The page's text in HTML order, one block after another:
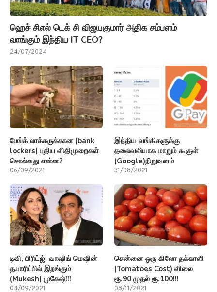
ஹெச் சிஎல் டெக் சி விஜயகுமார் அதிக சம்பளம்
வாங்கும் இந்திய IT CEO?
24/07/2024
பேங்க் லாக்கருக்கான (bank
lockers) புதிய விதிமுறைகள்
சொல்வது என்ன?
06/09/2021
இந்திய வங்கிகளுக்கு
தலைவலியாக மாறும் கூகுள்
(Google)நிறுவனம்
31/08/2021
டிவி, பிரிட்ஜ், வாஷிங் மெஷின்
தயாரிப்பில் இறங்கும்
(Mukesh) முகேஷ்!!!
04/09/2021
சென்னை ஒரு கிலோ தக்காளி
(Tomatoes Cost) விலை
ரூ.90 முதல் ரூ.100!!!
08/11/2021